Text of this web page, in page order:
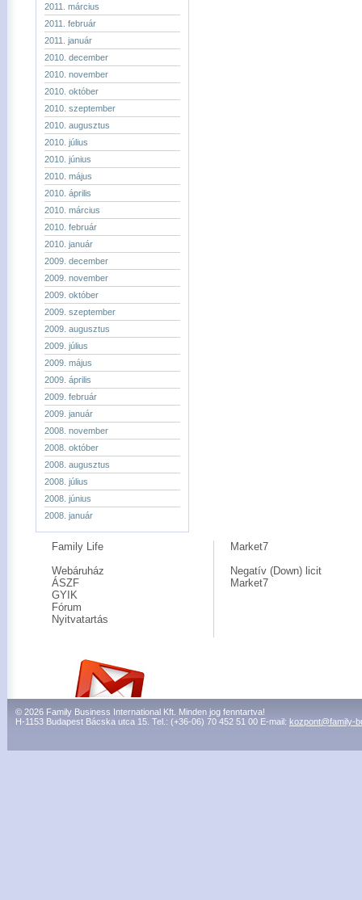
2011. március
2011. február
2011. január
2010. december
2010. november
2010. október
2010. szeptember
2010. augusztus
2010. július
2010. június
2010. május
2010. április
2010. március
2010. február
2010. január
2009. december
2009. november
2009. október
2009. szeptember
2009. augusztus
2009. július
2009. május
2009. április
2009. február
2009. január
2008. november
2008. október
2008. augusztus
2008. július
2008. június
2008. január
Family Life
Webáruház
ÁSZF
GYIK
Fórum
Nyitvatartás
Market7
Negatív (Down) licit
Market7
© 2026 Family Business International Kft. Minden jog fenntartva!
H-1153 Budapest Bácska utca 15. Tel.: (+36-06) 70 452 51 00 E-mail: kozpont@family-